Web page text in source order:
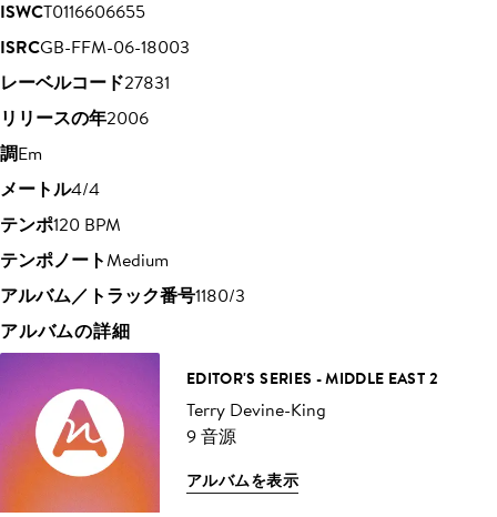
ISWCT0116606655
ISRCGB-FFM-06-18003
レーベルコード27831
リリースの年2006
調Em
メートル4/4
テンポ120 BPM
テンポノートMedium
アルバム／トラック番号1180/3
アルバムの詳細
EDITOR'S SERIES - MIDDLE EAST 2
Terry Devine-King
9 音源
アルバムを表示